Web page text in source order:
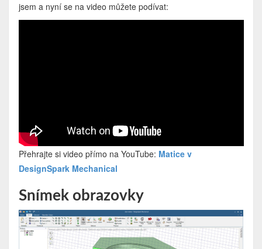
jsem a nyní se na video můžete podívat:
Přehrajte si video přímo na YouTube: Matice v
DesignSpark Mechanical
Snímek obrazovky